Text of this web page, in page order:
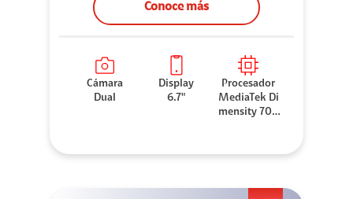
Conoce más
Cámara
Dual
Display
6.7"
Procesador
MediaTek Di
mensity 706